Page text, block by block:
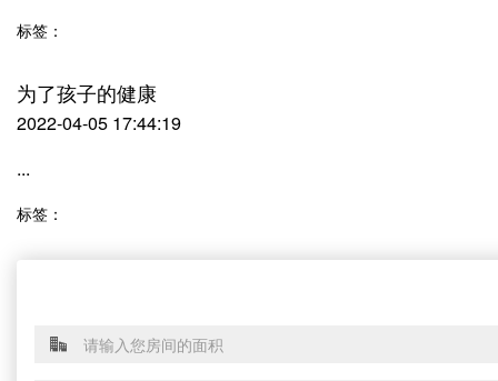
标签：
为了孩子的健康
2022-04-05 17:44:19
...
标签：